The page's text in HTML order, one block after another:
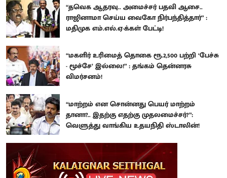
“தவெக ஆதரவு.. அமைச்சர் பதவி ஆசை..
ராஜினாமா செய்ய வைகோ நிர்பந்தித்தார்” :
மதிமுக எம்.எல்.ஏ-க்கள் பேட்டி!
“மகளிர் உரிமைத் தொகை ரூ.2,500 பற்றி ‘பேச்சு
- மூச்சே’ இல்லை!” : தங்கம் தென்னரசு
விமர்சனம்!
“மாற்றம் என சொன்னது பெயர் மாற்றம்
தானா?.. இதற்கு எதற்கு முதலமைச்சர்?”:
வெளுத்து வாங்கிய உதயநிதி ஸ்டாலின்!